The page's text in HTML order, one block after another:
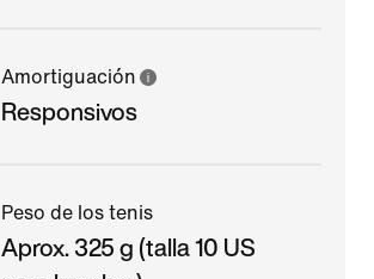
Amortiguación
Responsivos
Peso de los tenis
Aprox. 325 g (talla 10 US